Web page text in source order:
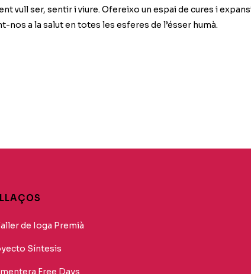
vull ser, sentir i viure. Ofereixo un espai de cures i
a la salut en totes les esferes de l’ésser humà.
de Ioga Premià
Síntesis
Free Days